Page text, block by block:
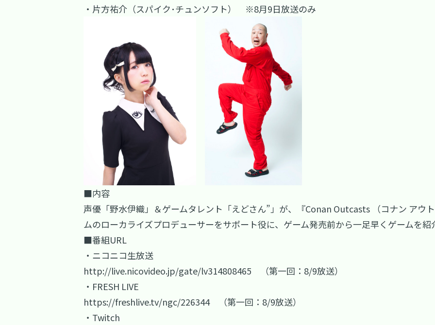
・片方祐介（スパイク･チュンソフト） ※8月9日放送のみ
■内容
声優「野水伊織」＆ゲームタレント「えどさん”」が、『Conan Outcasts （コナン アウ
ムのローカライズプロデューサーをサポート役に、ゲーム発売前から一足早くゲームを紹
■番組URL
・ニコニコ生放送
http://live.nicovideo.jp/gate/lv314808465 （第一回：8/9放送）
・FRESH LIVE
https://freshlive.tv/ngc/226344（第一回：8/9放送）
・Twitch